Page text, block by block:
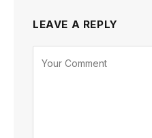
LEAVE A REPLY